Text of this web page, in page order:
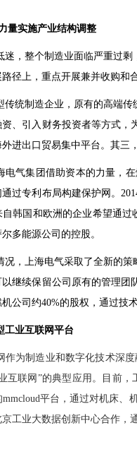
量实施产业结构调整
迷，整个制造业面临严重过
径上，重点开展兼并收购和
传统制造企业，原有的高端
、引入财务投资者等方式，
进出口贸易集中平台。其三
电气集团借助资本的力量，
过专利布局构建保护网。
韩国和欧洲的企业希望通过
多能源公司的控股。
况，上海电气采取了全新的
继续保留公司原有的管理团
公司约40%的股权，通过技
工业互联网平台
作为制造业和数字化技术深
互联网”的典型应用。目前
mmcloud平台，通过对机床、
工业大数据创新中心合作，